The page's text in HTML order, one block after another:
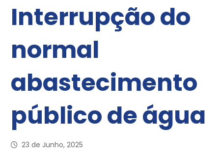
Interrupção do
normal
abastecimento
público de água
23 de Junho, 2025